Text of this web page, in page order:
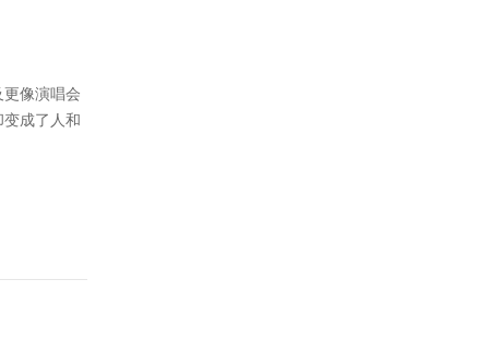
像演唱会
成了人和